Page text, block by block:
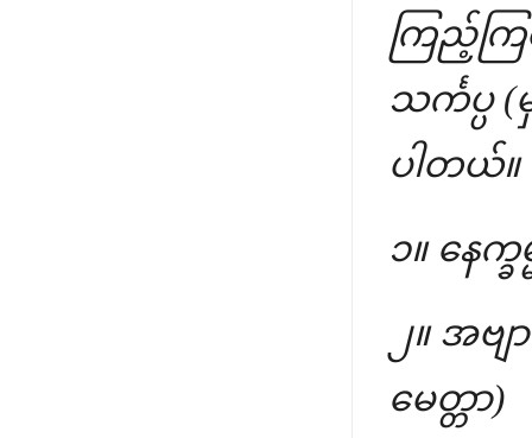
ကြည့်ကြ
သင်္ကပ္ပ
ပါတယ်။
၁။ နေ
၂။ အဗ
မေတ္တာ)